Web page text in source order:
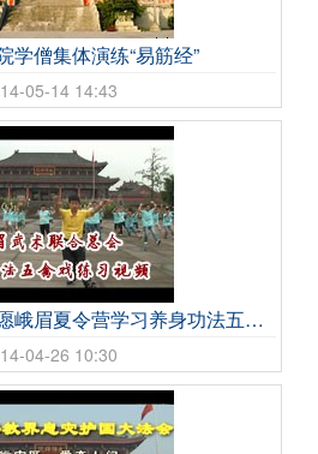
学僧集体演练“易筋经”
05-14 14:43
第二届中国峨眉山行愿峨眉夏令营学习养身功法五禽戏
04-26 10:30